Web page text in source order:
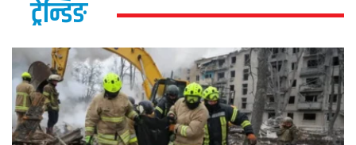
ट्रेन्डिङ